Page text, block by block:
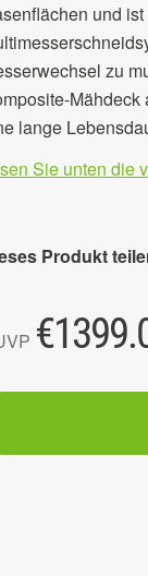
und
zu
Mähdeck
lange
Sie unten die
Produkt
€